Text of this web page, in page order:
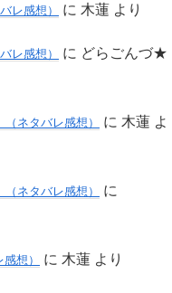
レ感想） に 木蓮 より
レ感想） に どらごんづ★
ネタバレ感想） に 木蓮 よ
ネタバレ感想） に
想） に 木蓮 より